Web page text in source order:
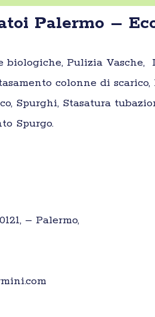
Palermo –
biologiche, Pulizia
colonne di
Spurghi, Stasatura
Spurgo.
– Palermo,